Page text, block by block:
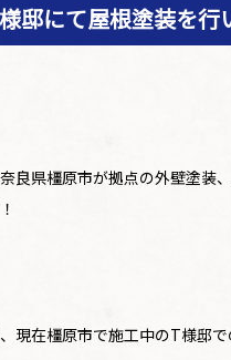
邸にて屋根塗装を行
良県橿原市が拠点の外壁塗装
現在橿原市で施工中のT様邸で